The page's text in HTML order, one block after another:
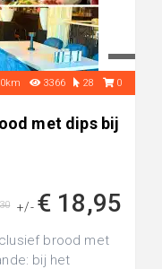
3366 28 0
met dips bij
+/- € 18,95
brood met
bij het